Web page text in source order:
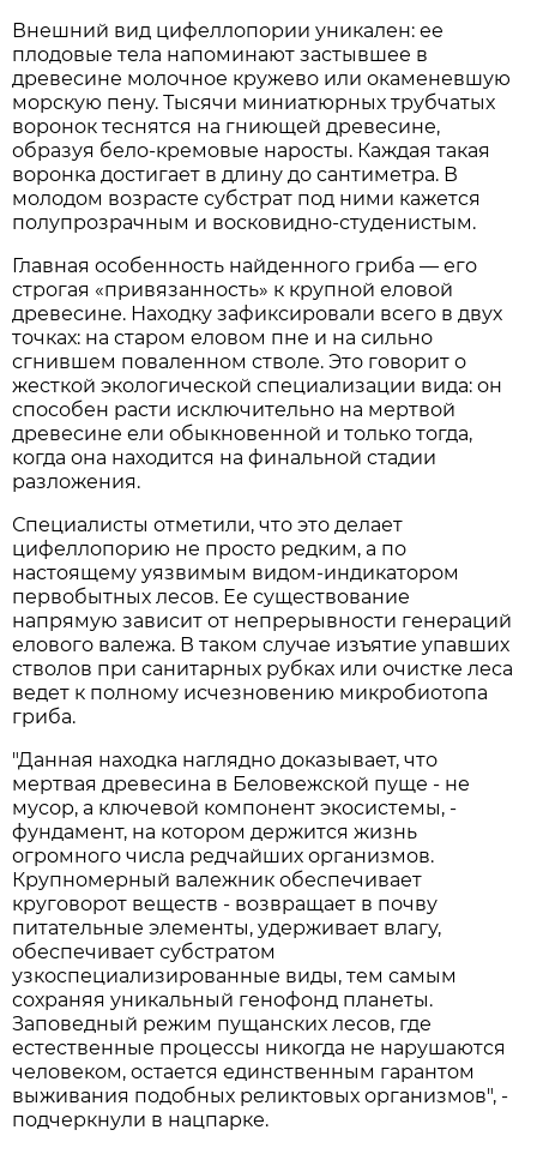
Внешний вид цифеллопории уникален: ее
плодовые тела напоминают застывшее в
древесине молочное кружево или окаменевшую
морскую пену. Тысячи миниатюрных трубчатых
воронок теснятся на гниющей древесине,
образуя бело-кремовые наросты. Каждая такая
воронка достигает в длину до сантиметра. В
молодом возрасте субстрат под ними кажется
полупрозрачным и восковидно-студенистым.
Главная особенность найденного гриба — его
строгая «привязанность» к крупной еловой
древесине. Находку зафиксировали всего в двух
точках: на старом еловом пне и на сильно
сгнившем поваленном стволе. Это говорит о
жесткой экологической специализации вида: он
способен расти исключительно на мертвой
древесине ели обыкновенной и только тогда,
когда она находится на финальной стадии
разложения.
Специалисты отметили, что это делает
цифеллопорию не просто редким, а по
настоящему уязвимым видом-индикатором
первобытных лесов. Ее существование
напрямую зависит от непрерывности генераций
елового валежа. В таком случае изъятие упавших
стволов при санитарных рубках или очистке леса
ведет к полному исчезновению микробиотопа
гриба.
"Данная находка наглядно доказывает, что
мертвая древесина в Беловежской пуще - не
мусор, а ключевой компонент экосистемы, -
фундамент, на котором держится жизнь
огромного числа редчайших организмов.
Крупномерный валежник обеспечивает
круговорот веществ - возвращает в почву
питательные элементы, удерживает влагу,
обеспечивает субстратом
узкоспециализированные виды, тем самым
сохраняя уникальный генофонд планеты.
Заповедный режим пущанских лесов, где
естественные процессы никогда не нарушаются
человеком, остается единственным гарантом
выживания подобных реликтовых организмов", -
подчеркнули в нацпарке.